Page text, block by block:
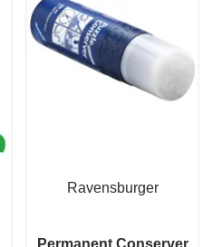
Ravensburger
Permanent Conserver